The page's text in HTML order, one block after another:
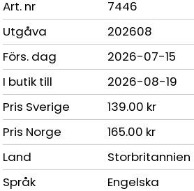
Art. nr
7446
Utgåva
202608
Förs. dag
2026-07-15
I butik till
2026-08-19
Pris Sverige
139.00 kr
Pris Norge
165.00 kr
Land
Storbritannien
Språk
Engelska